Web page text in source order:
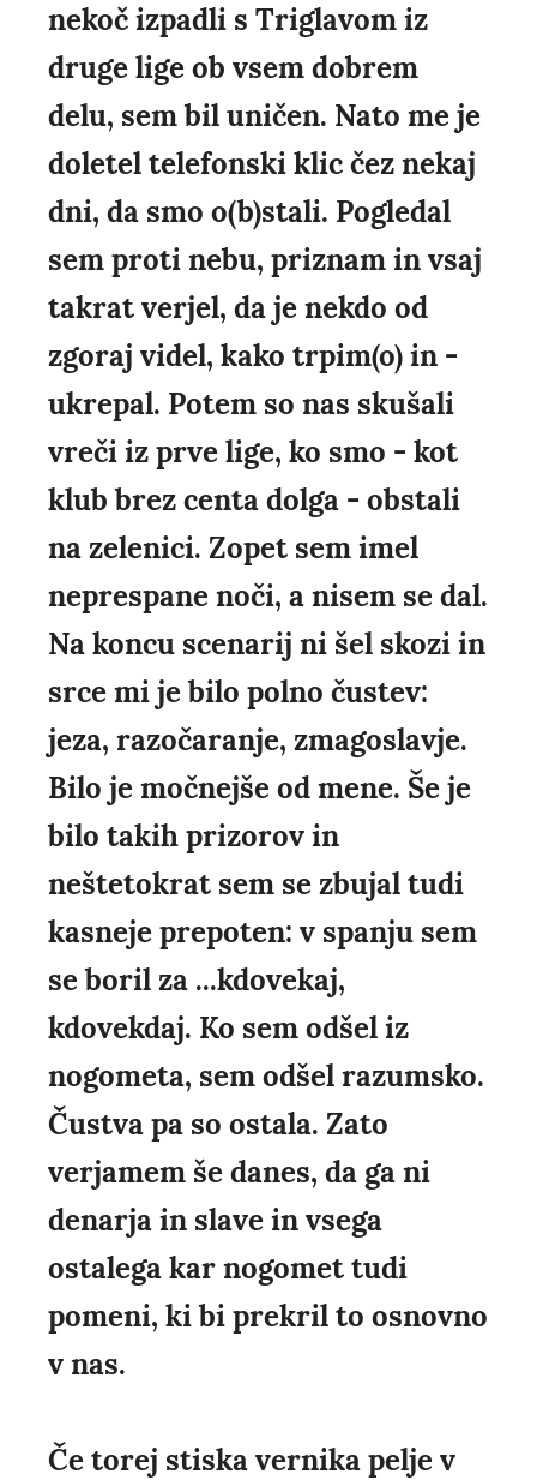
nekoč izpadli s Triglavom iz
druge lige ob vsem dobrem
delu, sem bil uničen. Nato me je
doletel telefonski klic čez nekaj
dni, da smo o(b)stali. Pogledal
sem proti nebu, priznam in vsaj
takrat verjel, da je nekdo od
zgoraj videl, kako trpim(o) in -
ukrepal. Potem so nas skušali
vreči iz prve lige, ko smo - kot
klub brez centa dolga - obstali
na zelenici. Zopet sem imel
neprespane noči, a nisem se dal.
Na koncu scenarij ni šel skozi in
srce mi je bilo polno čustev:
jeza, razočaranje, zmagoslavje.
Bilo je močnejše od mene. Še je
bilo takih prizorov in
neštetokrat sem se zbujal tudi
kasneje prepoten: v spanju sem
se boril za ...kdovekaj,
kdovekdaj. Ko sem odšel iz
nogometa, sem odšel razumsko.
Čustva pa so ostala. Zato
verjamem še danes, da ga ni
denarja in slave in vsega
ostalega kar nogomet tudi
pomeni, ki bi prekril to osnovno
v nas.
Če torej stiska vernika pelje v